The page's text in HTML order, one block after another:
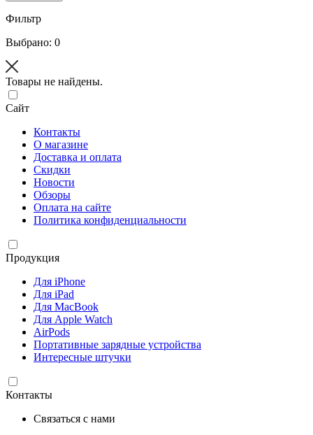
Фильтр
Выбрано: 0
Товары не найдены.
Сайт
Контакты
О магазине
Доставка и оплата
Скидки
Новости
Обзоры
Оплата на сайте
Политика конфиденциальности
Продукция
Для iPhone
Для iPad
Для MacBook
Для Apple Watch
AirPods
Портативные зарядные устройства
Интересные штучки
Контакты
Связаться с нами